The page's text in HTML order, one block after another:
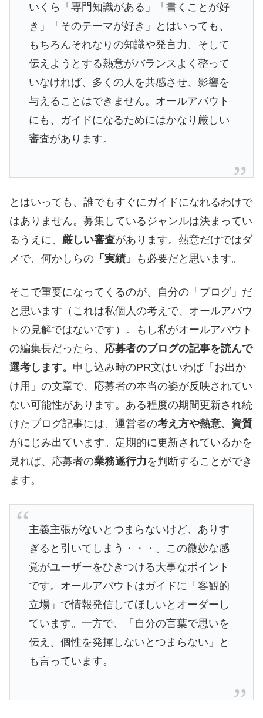
いくら「専門知識がある」「書くことが好
き」「そのテーマが好き」とはいっても、
もちろんそれなりの知識や発言力、そして
伝えようとする熱意がバランスよく整って
いなければ、多くの人を共感させ、影響を
与えることはできません。オールアバウト
にも、ガイドになるためにはかなり厳しい
審査があります。
とはいっても、誰でもすぐにガイドになれるわけで
はありません。募集しているジャンルは決まってい
るうえに、 厳しい審査があります。熱意だけではダ
メで、何かしらの 「実績」 も必要だと思います。
そこで重要になってくるのが、自分の「ブログ」だ
と思います（これは私個人の考えで、オールアバウ
トの見解ではないです）。もし私がオールアバウト
の編集長だったら、 応募者のブログの記事を読んで
選考します。 申し込み時のPR文はいわば「お出か
け用」の文章で、応募者の本当の姿が反映されてい
ない可能性があります。ある程度の期間更新され続
けたブログ記事には、運営者の考え方や熱意、資質
がにじみ出ています。定期的に更新されているかを
見れば、応募者の業務遂行力 を判断することができ
ます。
主義主張がないとつまらないけど、ありす
ぎると引いてしまう・・・。この微妙な感
覚がユーザーをひきつける大事なポイント
です。オールアバウトはガイドに「客観的
立場」で情報発信してほしいとオーダーし
ています。一方で、「自分の言葉で思いを
伝え、個性を発揮しないとつまらない」と
も言っています。